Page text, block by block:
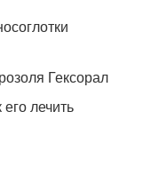
Гексорал
лечить